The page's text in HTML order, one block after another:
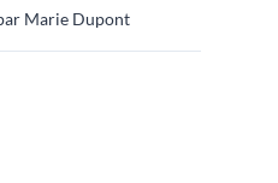
Marie Dupont